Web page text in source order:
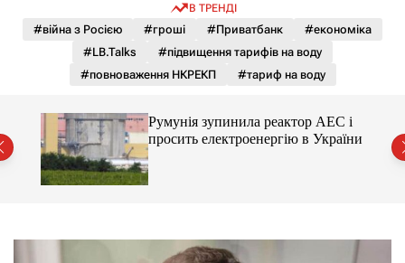
у
м
к
а
о
л
ь
г
В ТРЕНДІ
#війна з Росією #гроші #Приватбанк
#економіка
#LB.Talks
#підвищення тарифів на воду
#повноваження НКРЕКП
#тариф на воду
Румунія зупинила реактор АЕС і
просить електроенергію в України